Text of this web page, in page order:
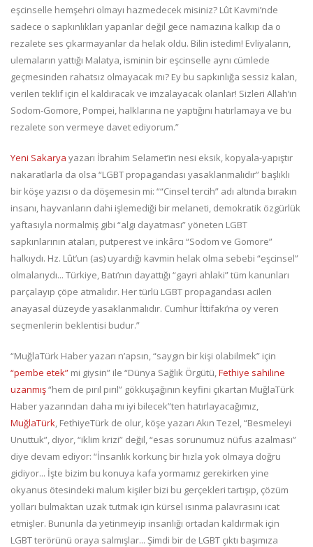
eşcinselle hemşehri olmayı hazmedecek misiniz? Lût Kavmi’nde
sadece o sapkınlıkları yapanlar değil gece namazına kalkıp da o
rezalete ses çıkarmayanlar da helak oldu. Bilin istedim! Evliyaların,
ulemaların yattığı Malatya, isminin bir eşcinselle aynı cümlede
geçmesinden rahatsız olmayacak mı? Ey bu sapkınlığa sessiz kalan,
verilen teklif için el kaldıracak ve imzalayacak olanlar! Sizleri Allah’ın
Sodom-Gomore, Pompei, halklarına ne yaptığını hatırlamaya ve bu
rezalete son vermeye davet ediyorum.”
Yeni Sakarya yazarı İbrahim Selamet’in nesi eksik, kopyala-yapıştır
nakaratlarla da olsa “LGBT propagandası yasaklanmalıdır” başlıklı
bir köşe yazısı o da döşemesin mi: ““Cinsel tercih” adı altında bırakın
insanı, hayvanların dahi işlemediği bir melaneti, demokratik özgürlük
yaftasıyla normalmiş gibi “algı dayatması” yöneten LGBT
sapkınlarının ataları, putperest ve inkârcı “Sodom ve Gomore”
halkıydı. Hz. Lût’un (as) uyardığı kavmin helak olma sebebi “eşcinsel”
olmalarıydı... Türkiye, Batı’nın dayattığı “gayri ahlaki” tüm kanunları
parçalayıp çöpe atmalıdır. Her türlü LGBT propagandası acilen
anayasal düzeyde yasaklanmalıdır. Cumhur İttifakı’na oy veren
seçmenlerin beklentisi budur.”
“MuğlaTürk Haber yazarı n’apsın, “saygın bir kişi olabilmek” için
“pembe etek” mi giysin” ile “Dünya Sağlık Örgütü,Fethiye sahiline
uzanmış“hem de pırıl pırıl” gökkuşağının keyfini çıkartan MuğlaTürk
Haber yazarından daha mı iyi bilecek”ten hatırlayacağımız,
MuğlaTürk, FethiyeTürk de olur, köşe yazarı Akın Tezel, “Besmeleyi
Unuttuk”, diyor, “iklim krizi” değil, “esas sorunumuz nüfus azalması”
diye devam ediyor: “İnsanlık korkunç bir hızla yok olmaya doğru
gidiyor... İşte bizim bu konuya kafa yormamız gerekirken yine
okyanus ötesindeki malum kişiler bizi bu gerçekleri tartışıp, çözüm
yolları bulmaktan uzak tutmak için kürsel ısınma palavrasını icat
etmişler. Bununla da yetinmeyip insanlığı ortadan kaldırmak için
LGBT terörünü oraya salmışlar... Şimdi bir de LGBT çıktı başımıza